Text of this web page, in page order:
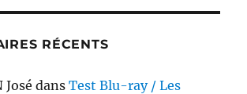
RÉCENTS
José dansTest Blu-ray / Les